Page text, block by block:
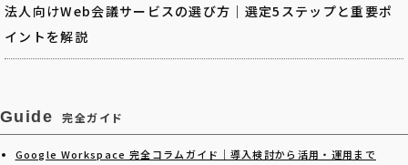
法人向けWeb会議サービスの選び方｜選定5ステップと重要ポ
イントを解説
Guide 完全ガイド
Google Workspace 完全コラムガイド｜導入検討から活用・運用まで